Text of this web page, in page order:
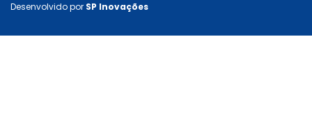
Desenvolvido por SP Inovações